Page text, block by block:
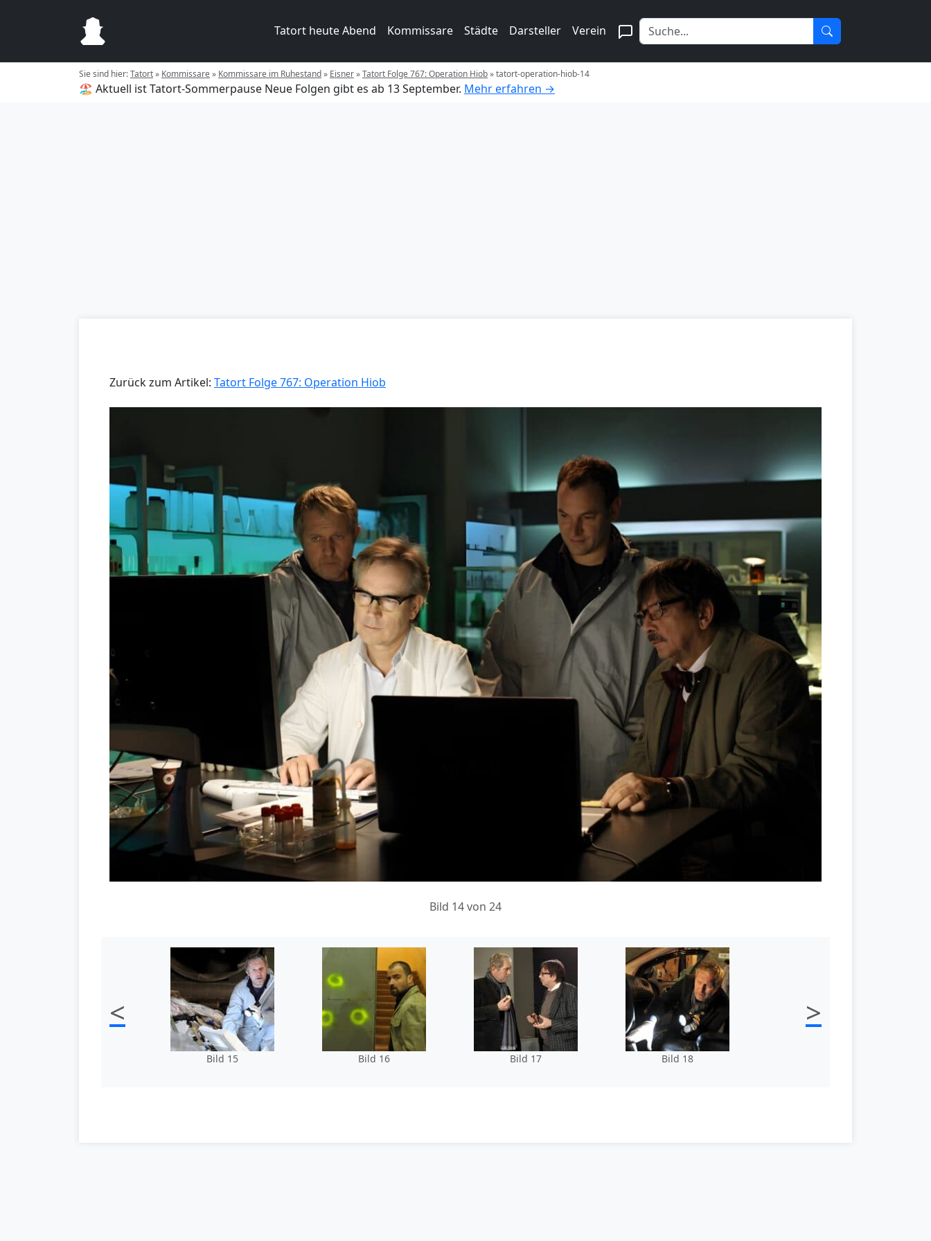
Tatort heute Abend Kommissare Städte Darsteller Verein
Sie sind hier:Tatort» Kommissare» Kommissare im Ruhestand» Eisner»Tatort Folge 767: Operation Hiob»tatort-operation-hiob-14
🏖️ Aktuell ist Tatort-Sommerpause Neue Folgen gibt es ab 13 September. Mehr erfahren →
Zurück zum Artikel: Tatort Folge 767: Operation Hiob
Bild 14 von 24
<
Bild 15 Bild 16 Bild 17 Bild 18
>